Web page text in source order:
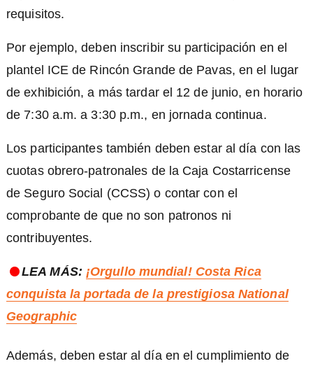
requisitos.
Por ejemplo, deben inscribir su participación en el
plantel ICE de Rincón Grande de Pavas, en el lugar
de exhibición, a más tardar el 12 de junio, en horario
de 7:30 a.m. a 3:30 p.m., en jornada continua.
Los participantes también deben estar al día con las
cuotas obrero-patronales de la Caja Costarricense
de Seguro Social (CCSS) o contar con el
comprobante de que no son patronos ni
contribuyentes.
LEA MÁS: ¡Orgullo mundial! Costa Rica
conquista la portada de la prestigiosa National
Geographic
Además, deben estar al día en el cumplimiento de